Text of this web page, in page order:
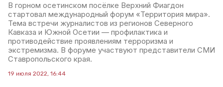
В горном осетинском посёлке Верхний Фиагдон
стартовал международный форум «Территория мира».
Тема встречи журналистов из регионов Северного
Кавказа и Южной Осетии — профилактика и
противодействие проявлениям терроризма и
экстремизма. В форуме участвуют представители СМИ
Ставропольского края.
19 июля 2022, 16:44